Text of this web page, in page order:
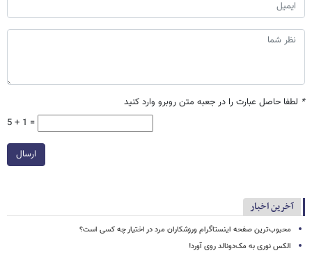
* لطفا حاصل عبارت را در جعبه متن روبرو وارد کنید
5 + 1 =
ارسال
آخرین اخبار
محبوب‌ترین صفحه اینستاگرام ورزشکاران مرد در اختیار چه کسی است؟
الکس نوری به مک‌دونالد روی آورد!